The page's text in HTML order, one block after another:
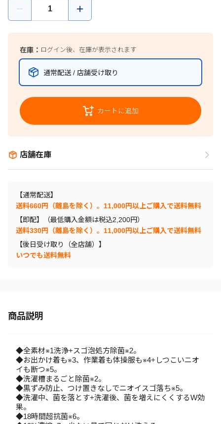
在庫： ログイン後、在庫が表示されます
通常配送 / 店舗受け取り
カートに追加
店舗在庫
【通常配送】
送料660円（離島を除く）。11,000円以上ご購入で送料無料
【即配】（最低購入金額は税込2,200円）
送料330円（離島を除く）。11,000円以上ご購入で送料無料
【後日受け取り（全店舗）】
いつでも送料無料
商品説明
◆全素材※1洗浄+スゴ泡処方除菌※2。
◆お出かけ着も※3、作業着も体操服も※4+しつこいニオ
イも断つ※5。
◆洗濯槽まるごと除菌※2。
◆黒ずみ防止、つけ置きなしでニオイスゴ落ち※5。
◆洗濯中、菌を落とす+洗濯後、菌を増えにくくするW効
果。
◆18時間超抗菌※6。